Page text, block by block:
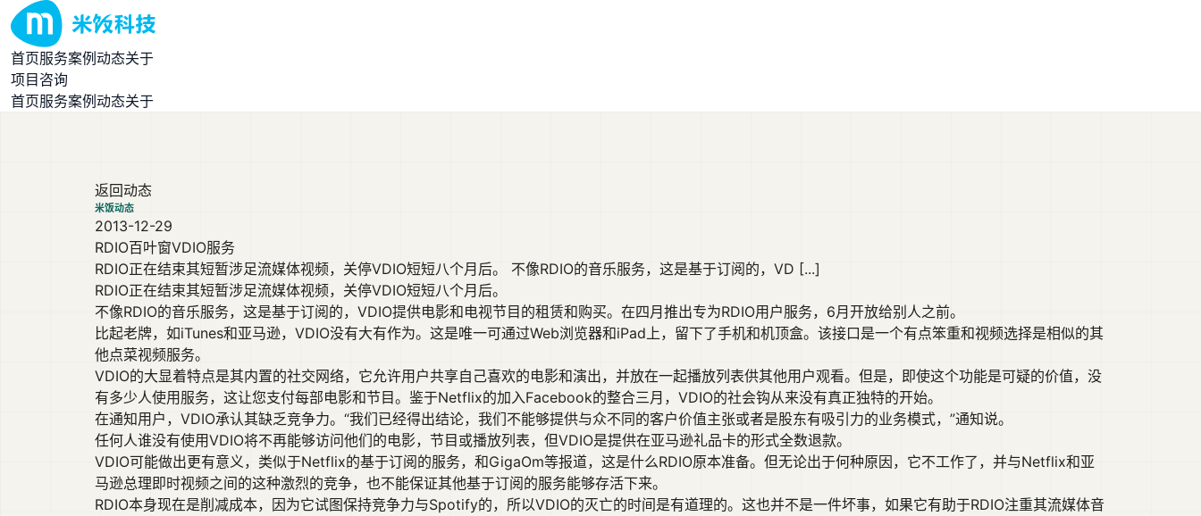
首页服务案例动态关于
项目咨询
首页服务案例动态关于
返回动态
米饭动态
2013-12-29
RDIO百叶窗VDIO服务
RDIO正在结束其短暂涉足流媒体视频，关停VDIO短短八个月后。 不像RDIO的音乐服务，这是基于订阅的，VD [...]
RDIO正在结束其短暂涉足流媒体视频，关停VDIO短短八个月后。
不像RDIO的音乐服务，这是基于订阅的，VDIO提供电影和电视节目的租赁和购买。在四月推出专为RDIO用户服务，6月开放给别人之前。
比起老牌，如iTunes和亚马逊，VDIO没有大有作为。这是唯一可通过Web浏览器和iPad上，留下了手机和机顶盒。该接口是一个有点笨重和视频选择是相似的其
他点菜视频服务。
VDIO的大显着特点是其内置的社交网络，它允许用户共享自己喜欢的电影和演出，并放在一起播放列表供其他用户观看。但是，即使这个功能是可疑的价值，没
有多少人使用服务，这让您支付每部电影和节目。鉴于Netflix的加入Facebook的整合三月，VDIO的社会钩从来没有真正独特的开始。
在通知用户，VDIO承认其缺乏竞争力。“我们已经得出结论，我们不能够提供与众不同的客户价值主张或者是股东有吸引力的业务模式，”通知说。
任何人谁没有使用VDIO将不再能够访问他们的电影，节目或播放列表，但VDIO是提供在亚马逊礼品卡的形式全数退款。
VDIO可能做出更有意义，类似于Netflix的基于订阅的服务，和GigaOm等报道，这是什么RDIO原本准备。但无论出于何种原因，它不工作了，并与Netflix和亚
马逊总理即时视频之间的这种激烈的竞争，也不能保证其他基于订阅的服务能够存活下来。
RDIO本身现在是削减成本，因为它试图保持竞争力与Spotify的，所以VDIO的灭亡的时间是有道理的。这也并不是一件坏事，如果它有助于RDIO注重其流媒体音